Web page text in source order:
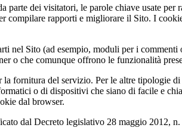
dei visitatori, le parole chiave usate per
compilare rapporti e migliorare il Sito. I
nel Sito (ad esempio, moduli per i
o che comunque offrono le funzionalità
la fornitura del servizio. Per le altre tipologie
o di dispositivi che siano di facile e
dal browser.
dal Decreto legislativo 28 maggio 2012,